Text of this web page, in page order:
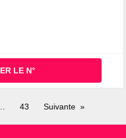
LE N°
43 Suivante